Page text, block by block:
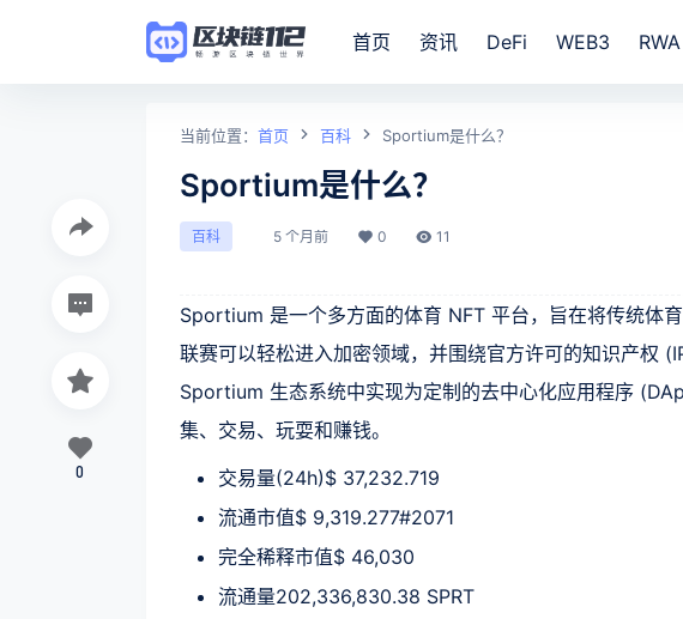
首页 资讯 DeFi WEB3 RWA
当前位置： 首页 百科 Sportium是什么？
Sportium是什么？
百科 5 个月前 0 11
Sportium 是一个多方面的体育 NFT 平台，旨在将传统体
联赛可以轻松进入加密领域，并围绕官方许可的知识产权
Sportium 生态系统中实现为定制的去中心化应用程序
集、交易、玩耍和赚钱。
交易量(24h)$ 37,232.719
流通市值$ 9,319.277#2071
完全稀释市值$ 46,030
流通量202,336,830.38 SPRT
0